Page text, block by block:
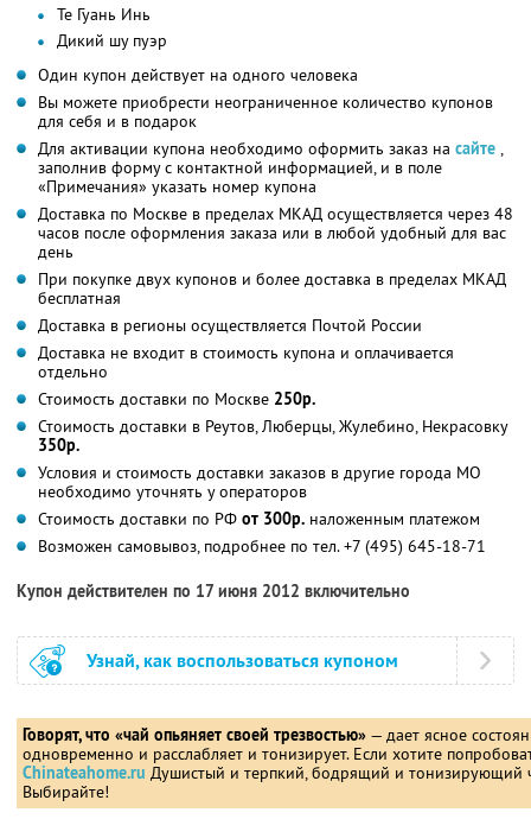
Те Гуань Инь
Дикий шу пуэр
Один купон действует на одного человека
Вы можете приобрести неограниченное количество купонов
для себя и в подарок
Для активации купона необходимо оформить заказ на сайте ,
заполнив форму с контактной информацией, и в поле
«Примечания» указать номер купона
Доставка по Москве в пределах МКАД осуществляется через 48
часов после оформления заказа или в любой удобный для вас
день
При покупке двух купонов и более доставка в пределах МКАД
бесплатная
Доставка в регионы осуществляется Почтой России
Доставка не входит в стоимость купона и оплачивается
отдельно
Стоимость доставки по Москве 250р.
Стоимость доставки в Реутов, Люберцы, Жулебино, Некрасовку
350р.
Условия и стоимость доставки заказов в другие города МО
необходимо уточнять у операторов
Стоимость доставки по РФ от 300р. наложенным платежом
Возможен самовывоз, подробнее по тел. +7 (495) 645-18-71
Купон действителен по 17 июня 2012 включительно
Узнай, как воспользоваться купоном
Говорят, что «чай опьяняет своей трезвостью» — дает ясное
одновременно и расслабляет и тонизирует. Если хотите
Сhinateahome.ru Душистый и терпкий, бодрящий и тонизирующий
Выбирайте!